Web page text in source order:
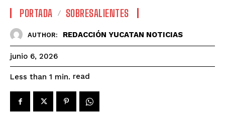
PORTADA SOBRESALIENTES
AUTHOR: REDACCIÓN YUCATAN NOTICIAS
junio 6, 2026
Less than 1 min. read